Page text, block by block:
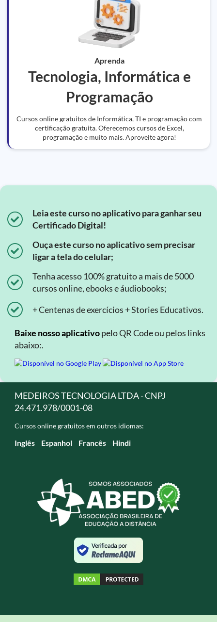
Aprenda
Tecnologia, Informática e
Programação
Cursos online gratuitos de Informática, TI e programação com
certificação gratuita. Oferecemos cursos de Excel,
programação e muito mais. Aproveite agora!
Leia este curso no aplicativo para ganhar seu
Certificado Digital!
Ouça este curso no aplicativo sem precisar
ligar a tela do celular;
Tenha acesso 100% gratuito a mais de 5000
cursos online, ebooks e áudiobooks;
+ Centenas de exercícios + Stories Educativos.
Baixe nosso aplicativopelo QR Code ou pelos links
abaixo:.
MEDEIROS TECNOLOGIA LTDA - CNPJ
24.471.978/0001-08
Cursos online gratuitos em outros idiomas:
Inglês Espanhol Francês Hindi